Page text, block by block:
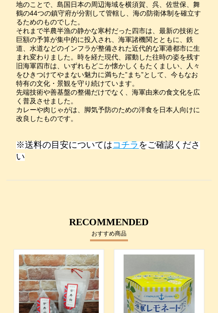
地のことで、島国日本の周辺海域を横須賀、呉、佐世保、舞
鶴の44つの鎮守府が分割して管轄し、海の防衛体制を確立す
るためのものでした。
それまで半農半漁の静かな寒村だった四市は、最新の技術と
巨額の予算が集中的に投入され、海軍諸機関とともに、鉄
道、水道などのインフラが整備された近代的な軍港都市に生
まれ変わりました。時を経た現代、躍動した往時の姿を残す
旧海軍四市は、いずれもどこか懐かしくもたくましい、人々
をひきつけてやまない魅力に満ちた”まち”として、今もなお
特有の文化・景観を守り続けています。
先端技術や善基盤の整備だけでなく、海軍由来の食文化を広
く普及させました。
カレーや肉じゃがは、脚気予防のための洋食を日本人向けに
改良したものです。
※送料の目安についてはコチラ をご確認くださ
い
RECOMMENDED
おすすめ商品